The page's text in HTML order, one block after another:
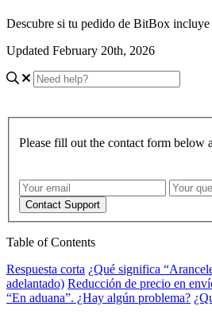
Descubre si tu pedido de BitBox incluye
Updated February 20th, 2026
Please fill out the contact form below
Contact Support
Table of Contents
Respuesta corta ¿Qué significa
adelantado) Reducción de precio en
“En aduana”. ¿Hay algún problema?